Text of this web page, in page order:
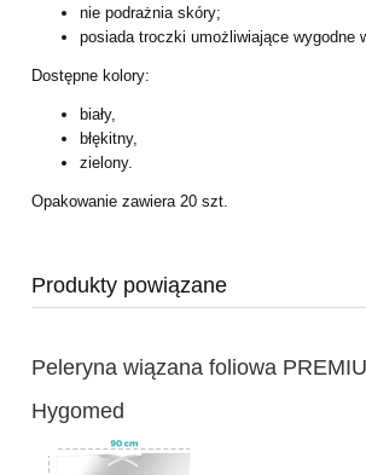
nie podrażnia skóry;
posiada troczki umożliwiające wygodne
Dostępne kolory:
biały,
błękitny,
zielony.
Opakowanie zawiera 20 szt.
Produkty powiązane
Peleryna wiązana foliowa
Hygomed